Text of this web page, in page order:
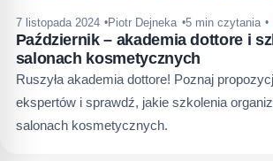
7 listopada 2024 Piotr Dejneka 5 min czytania
Październik – akademia dottore i
salonach kosmetycznych
Ruszyła akademia dottore! Poznaj
ekspertów i sprawdź, jakie szkolenia
salonach kosmetycznych.